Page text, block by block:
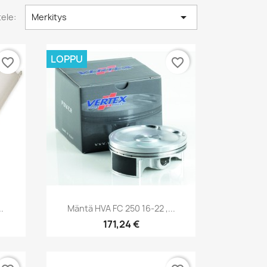
Merkitys 
favorite_border
Pikakatselu
Mäntä HVA FC 250 16-22 ,...
171,24 €
LOPPU favorite_border